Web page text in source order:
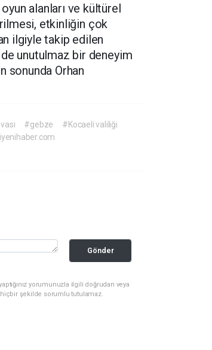
alanları ve kültürel
etkinliğin çok
ilgiyle takip edilen
unutulmaz bir deneyim
sonunda Orhan
#gebze
#Kocaeli valiliği
Gönder
yorumunuzla ilgili doğrudan veya
hiçbir şekilde sorumlu tutulamaz.